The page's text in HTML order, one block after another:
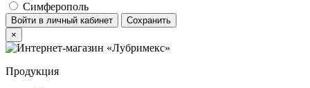
Симферополь
Войти в личный кабинет
Сохранить
×
Продукция